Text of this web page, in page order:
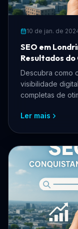
10 de jan. de
SEO em
Resultados
Descubra como
visibilidade
completas de
Ler mais